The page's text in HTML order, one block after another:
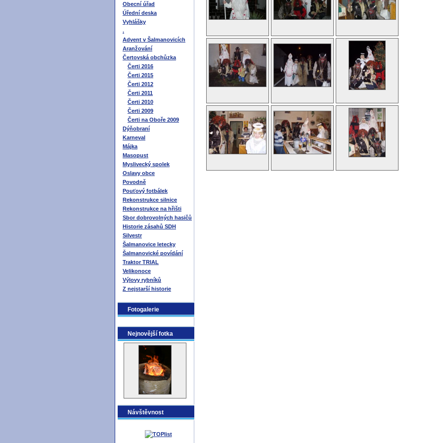
Obecní úřad
Úřední deska
Vyhlášky
.
Advent v Šalmanovicích
Aranžování
Čertovská obchůzka
Čerti 2016
Čerti 2015
Čerti 2012
Čerti 2011
Čerti 2010
Čerti 2009
Čerti na Oboře 2009
Dýňobraní
Karneval
Májka
Masopust
Myslivecký spolek
Oslavy obce
Povodně
Pouťový fotbálek
Rekonstrukce silnice
Rekonstrukce na hřišti
Sbor dobrovolných hasičů
Historie zásahů SDH
Silvestr
Šalmanovice letecky
Šalmanovické povídání
Traktor TRIAL
Velikonoce
Výlovy rybníků
Z nejstarší historie
Fotogalerie
Nejnovější fotka
Návštěvnost